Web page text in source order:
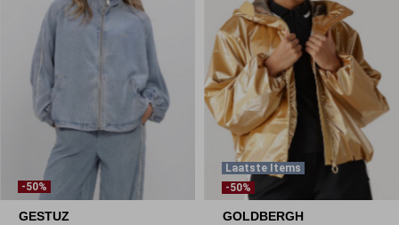
-50%
GESTUZ
Laatste Items
-50%
GOLDBERGH